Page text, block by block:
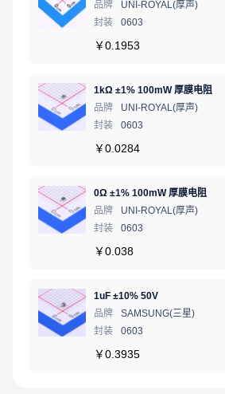
品牌
UNI-ROYAL(厚声)
封装
0603
￥0.1953
1kΩ ±1% 100mW 厚膜电阻
品牌
UNI-ROYAL(厚声)
封装
0603
￥0.0284
0Ω ±1% 100mW 厚膜电阻
品牌
UNI-ROYAL(厚声)
封装
0603
￥0.038
1uF ±10% 50V
品牌
SAMSUNG(三星)
封装
0603
￥0.3935